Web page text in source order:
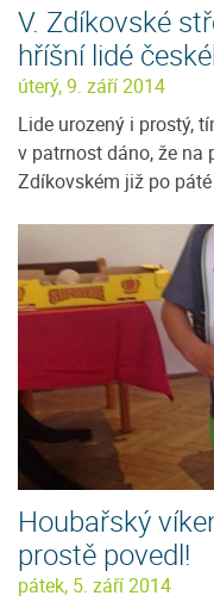
V. Zdíkovské
hříšní lidé
úterý, 9. září 2014
Lide urozený i prostý,
v patrnost dáno, že na
Zdíkovském již po
Houbařský
prostě povedl!
pátek, 5. září 2014